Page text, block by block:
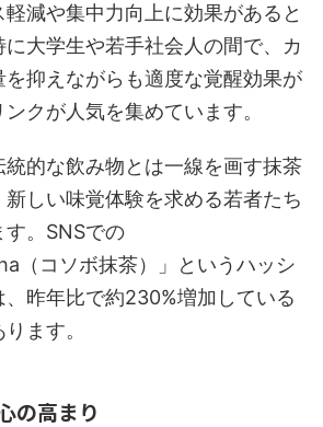
減や集中力向上に効果があると
大学生や若手社会人の間で、カ
を抑えながらも適度な覚醒効果が
クが人気を集めています。
統的な飲み物とは一線を画す抹茶
しい味覚体験を求める若者たち
す。SNSでの
（コソボ抹茶）」というハッシ
、昨年比で約230%増加している
ます。
の高まり